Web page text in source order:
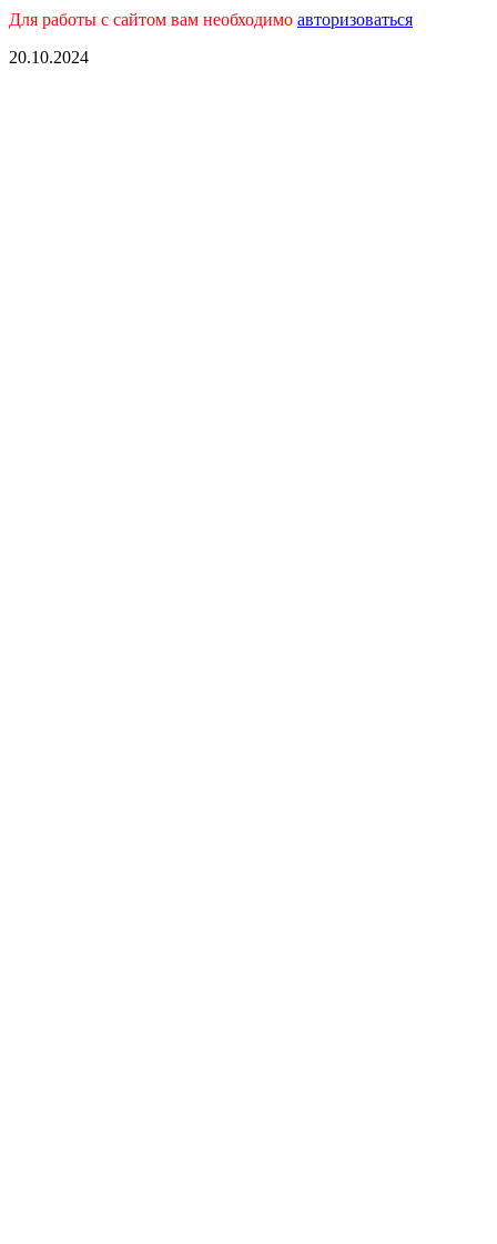
Для работы с сайтом вам необходимо авторизоваться
20.10.2024